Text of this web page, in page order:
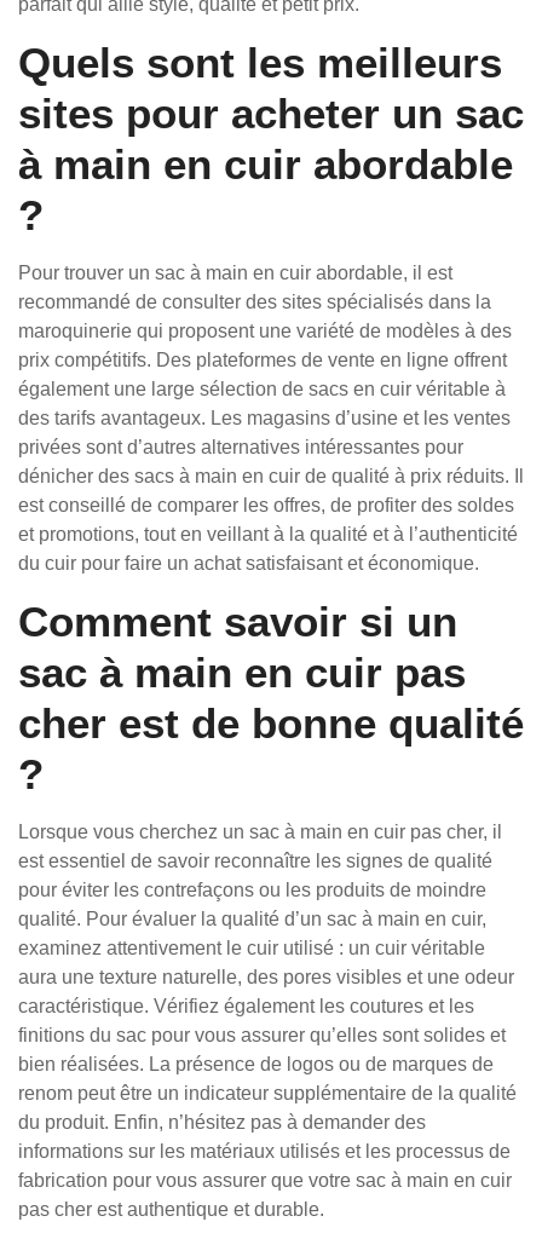
parfait qui allie style, qualité et petit prix.
Quels sont les meilleurs
sites pour acheter un sac
à main en cuir abordable
?
Pour trouver un sac à main en cuir abordable, il est
recommandé de consulter des sites spécialisés dans la
maroquinerie qui proposent une variété de modèles à des
prix compétitifs. Des plateformes de vente en ligne offrent
également une large sélection de sacs en cuir véritable à
des tarifs avantageux. Les magasins d’usine et les ventes
privées sont d’autres alternatives intéressantes pour
dénicher des sacs à main en cuir de qualité à prix réduits. Il
est conseillé de comparer les offres, de profiter des soldes
et promotions, tout en veillant à la qualité et à l’authenticité
du cuir pour faire un achat satisfaisant et économique.
Comment savoir si un
sac à main en cuir pas
cher est de bonne qualité
?
Lorsque vous cherchez un sac à main en cuir pas cher, il
est essentiel de savoir reconnaître les signes de qualité
pour éviter les contrefaçons ou les produits de moindre
qualité. Pour évaluer la qualité d’un sac à main en cuir,
examinez attentivement le cuir utilisé : un cuir véritable
aura une texture naturelle, des pores visibles et une odeur
caractéristique. Vérifiez également les coutures et les
finitions du sac pour vous assurer qu’elles sont solides et
bien réalisées. La présence de logos ou de marques de
renom peut être un indicateur supplémentaire de la qualité
du produit. Enfin, n’hésitez pas à demander des
informations sur les matériaux utilisés et les processus de
fabrication pour vous assurer que votre sac à main en cuir
pas cher est authentique et durable.